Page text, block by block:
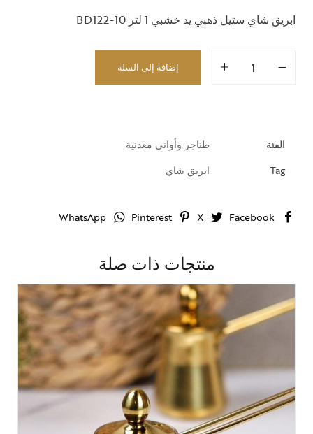
ابريق شاي ستيل ذهبي يد خشبي 1 لتر BD122-10
إضافة إلى السلة
الفئة
طناجر وأواني معدنية
Tag
ابريق شاي
Facebook
X
Pinterest
WhatsApp
منتجات ذات صلة